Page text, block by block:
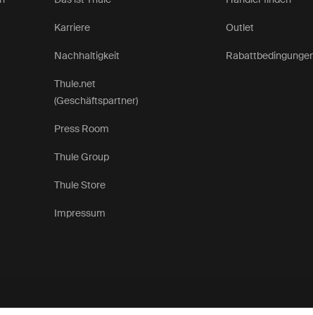
Karriere
Nachhaltigkeit
Thule.net
(Geschäftspartner)
Press Room
Thule Group
Thule Store
Impressum
Outlet